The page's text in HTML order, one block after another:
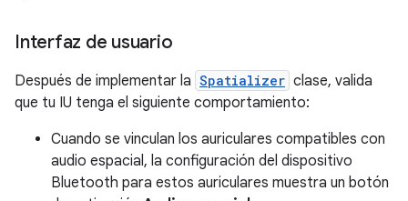
Interfaz de usuario
Después de implementar la Spatializer clase, valida
que tu IU tenga el siguiente comportamiento:
Cuando se vinculan los auriculares compatibles con
audio espacial, la configuración del dispositivo
Bluetooth para estos auriculares muestra un botón